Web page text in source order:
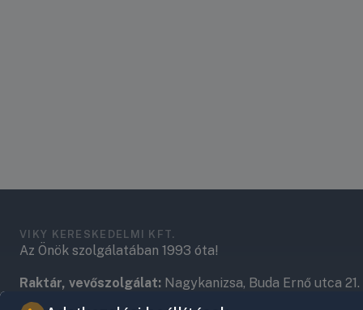
VIKY KERESKEDELMI KFT.
Az Önök szolgálatában 1993 óta!
Raktár, vevőszolgálat: Nagykanizsa, Buda Ernő utca 21.